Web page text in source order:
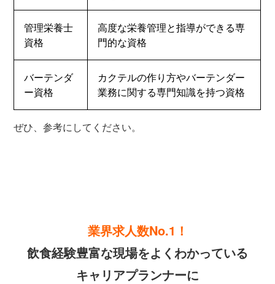
管理栄養士
資格
高度な栄養管理と指導ができる専
門的な資格
バーテンダ
ー資格
カクテルの作り方やバーテンダー
業務に関する専門知識を持つ資格
ぜひ、参考にしてください。
業界求人数No.1！
飲食経験豊富な現場をよくわかっている
キャリアプランナーに